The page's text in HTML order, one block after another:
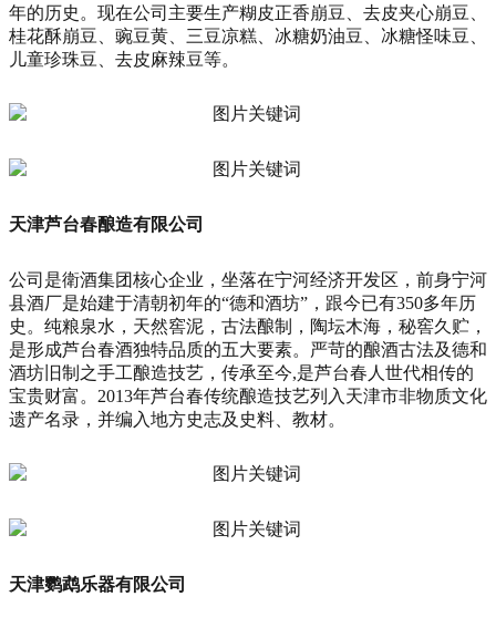
年的历史。现在公司主要生产糊皮正香崩豆、去皮夹心崩豆、
桂花酥崩豆、豌豆黄、三豆凉糕、冰糖奶油豆、冰糖怪味豆、
儿童珍珠豆、去皮麻辣豆等。
天津芦台春酿造有限公司
公司是衛酒集团核心企业，坐落在宁河经济开发区，前身宁河
县酒厂是始建于清朝初年的“德和酒坊”，跟今已有350多年历
史。纯粮泉水，天然窖泥，古法酿制，陶坛木海，秘窖久贮，
是形成芦台春酒独特品质的五大要素。严苛的酿酒古法及德和
酒坊旧制之手工酿造技艺，传承至今,是芦台春人世代相传的
宝贵财富。2013年芦台春传统酿造技艺列入天津市非物质文化
遗产名录，并编入地方史志及史料、教材。
天津鹦鹉乐器有限公司